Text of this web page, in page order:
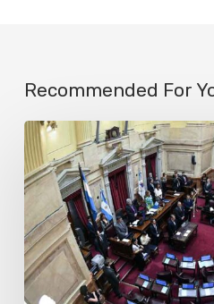
Recommended For
Más
de
cien
organizaciones
piden
al